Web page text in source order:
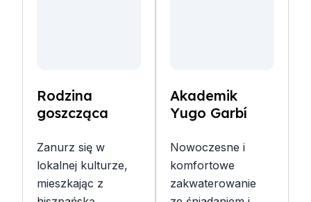
Rodzina
goszcząca
Zanurz się w
lokalnej kulturze,
mieszkając z
Akademik
Yugo Garbí
Nowoczesne i
komfortowe
zakwaterowanie